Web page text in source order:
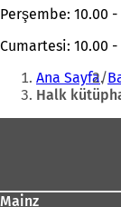
Perşembe: 10.00 -
Cumartesi: 10.00 -
Buradasınız:
Ana Sayfa
Halk
Mainz